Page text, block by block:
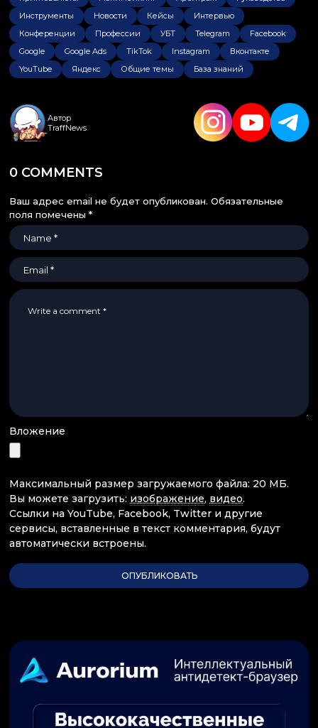
Инструменты
Новости Кейсы
Интервью
Конференции
Профессии УБТ Telegram
Facebook
Google
Google Ads TikTok Instagram
Вконтакте
YouTube
Яндекс Общие темы База знаний
Автор
TraffNews
0 COMMENTS
Ваш адрес email не будет опубликован. Обязательные
поля помечены *
Вложение
Максимальный размер загружаемого файла: 20 МБ.
Вы можете загрузить: изображение, видео.
Ссылки на YouTube, Facebook, Twitter и другие
сервисы, вставленные в текст комментария, будут
автоматически встроены.